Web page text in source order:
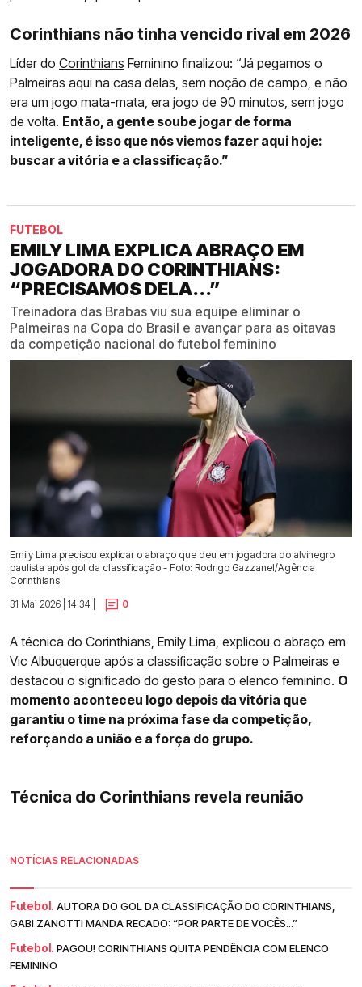
Corinthians não tinha vencido rival em 2026
Líder do Corinthians Feminino finalizou: “Já pegamos o
Palmeiras aqui na casa delas, sem noção de campo, e não
era um jogo mata-mata, era jogo de 90 minutos, sem jogo
de volta. Então, a gente soube jogar de forma
inteligente, é isso que nós viemos fazer aqui hoje:
buscar a vitória e a classificação.”
FUTEBOL
EMILY LIMA EXPLICA ABRAÇO EM
JOGADORA DO CORINTHIANS:
“PRECISAMOS DELA...”
Treinadora das Brabas viu sua equipe eliminar o
Palmeiras na Copa do Brasil e avançar para as oitavas
da competição nacional do futebol feminino
Emily Lima precisou explicar o abraço que deu em jogadora do alvinegro
paulista após gol da classificação - Foto: Rodrigo Gazzanel/Agência
Corinthians
31 Mai 2026 | 14:34 |
0
A técnica do Corinthians, Emily Lima, explicou o abraço em
Vic Albuquerque após a classificação sobre o Palmeiras e
destacou o significado do gesto para o elenco feminino. O
momento aconteceu logo depois da vitória que
garantiu o time na próxima fase da competição,
reforçando a união e a força do grupo.
Técnica do Corinthians revela reunião
NOTÍCIAS RELACIONADAS
Futebol. AUTORA DO GOL DA CLASSIFICAÇÃO DO CORINTHIANS,
GABI ZANOTTI MANDA RECADO: “POR PARTE DE VOCÊS...”
Futebol. PAGOU! CORINTHIANS QUITA PENDÊNCIA COM ELENCO
FEMININO